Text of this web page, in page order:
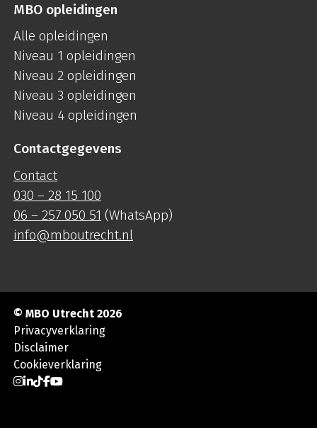
MBO opleidingen
Alle opleidingen
Niveau 1 opleidingen
Niveau 2 opleidingen
Niveau 3 opleidingen
Niveau 4 opleidingen
Contactgegevens
Contact
030 – 28 15 100
06 – 257 050 51 (WhatsApp)
info@mboutrecht.nl
© MBO Utrecht 2026
Privacyverklaring
Disclaimer
Cookieverklaring
Ga naar Instagram
Ga naar LinkedIn
Ga naar TikTok
Ga naar Facebook
Ga naar YouTube